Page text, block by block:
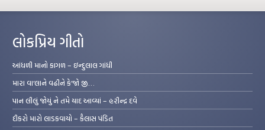
લોકપ્રિય ગીતો
આંધળી માનો કાગળ – ઇન્દુલાલ ગાંધી
મારા વા’લાને વઢીને કે’જો જી…
પાન લીલું જોયું ને તમે યાદ આવ્યાં – હરીન્દ્ર દવે
દીકરો મારો લાડકવાયો – કૈલાસ પંડિત